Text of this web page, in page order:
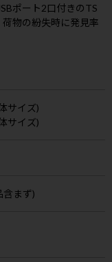
ポート2口付きのTS
物の紛失時に発見率
サイズ)
サイズ)
含まず)